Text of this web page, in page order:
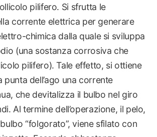
pilifero. Si sfrutta le
corrente elettrica per generare
chimica dalla quale si sviluppa
(una sostanza corrosiva che
pilifero). Tale effetto, si ottiene
punta dell’ago una corrente
che devitalizza il bulbo nel giro
Al termine dell’operazione, il pelo,
“folgorato”, viene sfilato con